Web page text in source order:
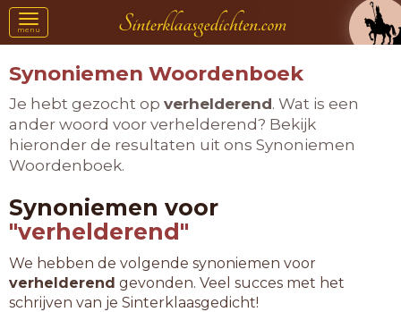
Toggle
navigation
menu
Synoniemen Woordenboek
Je hebt gezocht op verhelderend. Wat is een
ander woord voor verhelderend? Bekijk
hieronder de resultaten uit ons Synoniemen
Woordenboek.
Synoniemen voor
"verhelderend"
We hebben de volgende synoniemen voor
verhelderend gevonden. Veel succes met het
schrijven van je Sinterklaasgedicht!